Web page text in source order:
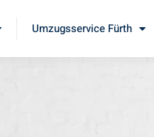
Umzugsservice Fürth